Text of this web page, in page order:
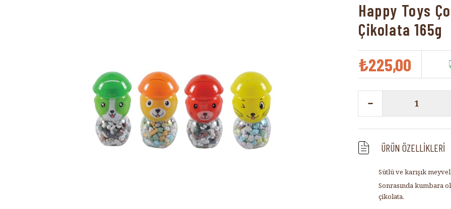
Happy Toys
Çikolata 165g
₺225,00
ÜRÜN ÖZELLIKLERI
Sütlü ve karışık
Sonrasında kumbara
çikolata.